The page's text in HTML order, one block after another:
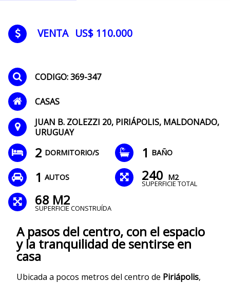
VENTA US$ 110.000
CODIGO: 369-347
CASAS
JUAN B. ZOLEZZI 20, PIRIÁPOLIS, MALDONADO,
URUGUAY
2 DORMITORIO/S 1 BAÑO
1 AUTOS 240 M2
SUPERFICIE TOTAL
68 M2
SUPERFICIE CONSTRUÍDA
A pasos del centro, con el espacio
y la tranquilidad de sentirse en
casa
Ubicada a pocos metros del centro de Piriápolis,